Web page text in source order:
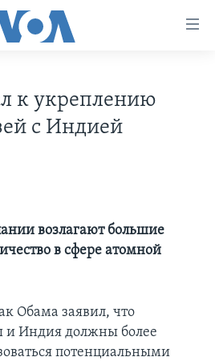
ИСТОРИЯ
к укреплению
с Индией
возлагают большие
в сфере атомной
Обама заявил, что
Индия должны более
потенциальными